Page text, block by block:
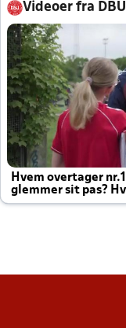
Videoer fra DBU
Hvem overtager
glemmer sit pas?
altid til efter